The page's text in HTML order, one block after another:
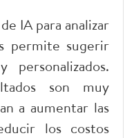
IA para analizar
permite sugerir
son muy
a aumentar las
los costos